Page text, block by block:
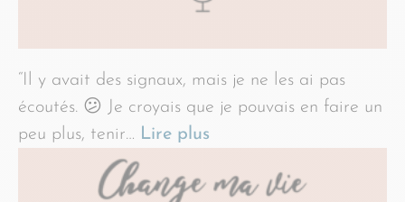
“Il y avait des signaux, mais je ne les ai pas
écoutés. 😕 Je croyais que je pouvais en faire un
peu plus, tenir… Lire plus